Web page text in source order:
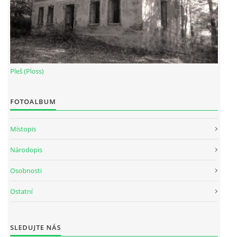
Pleš (Ploss)
FOTOALBUM
Místopis
Národopis
Osobnosti
Ostatní
SLEDUJTE NÁS